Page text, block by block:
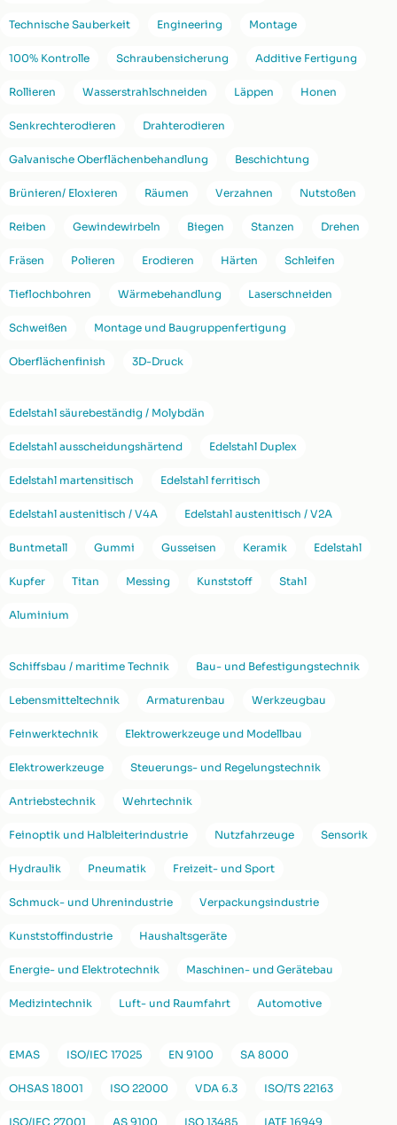
Technische Sauberkeit Engineering Montage
100% Kontrolle Schraubensicherung Additive Fertigung
Rollieren Wasserstrahlschneiden Läppen Honen
Senkrechterodieren Drahterodieren
Galvanische Oberflächenbehandlung Beschichtung
Brünieren/ Eloxieren Räumen Verzahnen Nutstoßen
Reiben Gewindewirbeln Biegen Stanzen Drehen
Fräsen Polieren Erodieren Härten Schleifen
Tieflochbohren Wärmebehandlung Laserschneiden
Schweißen Montage und Baugruppenfertigung
Oberflächenfinish 3D-Druck
Edelstahl säurebeständig / Molybdän
Edelstahl ausscheidungshärtend Edelstahl Duplex
Edelstahl martensitisch Edelstahl ferritisch
Edelstahl austenitisch / V4A Edelstahl austenitisch / V2A
Buntmetall Gummi Gusseisen Keramik Edelstahl
Kupfer Titan Messing Kunststoff Stahl
Aluminium
Schiffsbau / maritime Technik Bau- und Befestigungstechnik
Lebensmitteltechnik Armaturenbau Werkzeugbau
Feinwerktechnik Elektrowerkzeuge und Modellbau
Elektrowerkzeuge Steuerungs- und Regelungstechnik
Antriebstechnik Wehrtechnik
Feinoptik und Halbleiterindustrie Nutzfahrzeuge Sensorik
Hydraulik Pneumatik Freizeit- und Sport
Schmuck- und Uhrenindustrie Verpackungsindustrie
Kunststoffindustrie Haushaltsgeräte
Energie- und Elektrotechnik Maschinen- und Gerätebau
Medizintechnik Luft- und Raumfahrt Automotive
EMAS ISO/IEC 17025 EN 9100 SA 8000
OHSAS 18001 ISO 22000 VDA 6.3 ISO/TS 22163
ISO/IEC 27001 AS 9100 ISO 13485 IATF 16949